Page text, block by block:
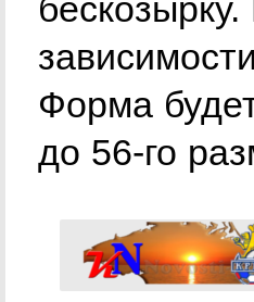
Форма
до 56-го